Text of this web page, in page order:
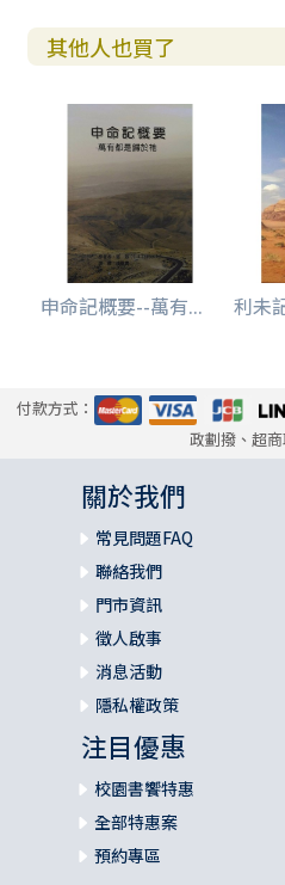
其他人也買了
申命記概要--萬有... 利未
付款方式：
政劃撥、超
關於我們
常見問題FAQ
聯絡我們
門市資訊
徵人啟事
消息活動
隱私權政策
注目優惠
校園書饗特惠
全部特惠案
預約專區